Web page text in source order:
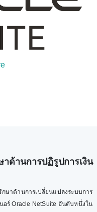
ด้านการปฏิรูปการเงิน
ษาด้านการเปลี่ยนแปลงระบบการ
อร์ Oracle NetSuite อันดับหนึ่งใน